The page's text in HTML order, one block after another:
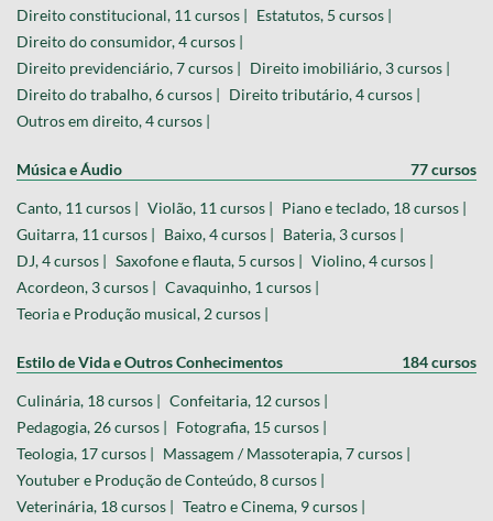
Direito constitucional, 11 cursos | Estatutos, 5 cursos |
Direito do consumidor, 4 cursos |
Direito previdenciário, 7 cursos | Direito imobiliário, 3 cursos |
Direito do trabalho, 6 cursos | Direito tributário, 4 cursos |
Outros em direito, 4 cursos |
Música e Áudio 77 cursos
Canto, 11 cursos | Violão, 11 cursos | Piano e teclado, 18 cursos |
Guitarra, 11 cursos | Baixo, 4 cursos | Bateria, 3 cursos |
DJ, 4 cursos | Saxofone e flauta, 5 cursos | Violino, 4 cursos |
Acordeon, 3 cursos | Cavaquinho, 1 cursos |
Teoria e Produção musical, 2 cursos |
Estilo de Vida e Outros Conhecimentos 184 cursos
Culinária, 18 cursos | Confeitaria, 12 cursos |
Pedagogia, 26 cursos | Fotografia, 15 cursos |
Teologia, 17 cursos | Massagem / Massoterapia, 7 cursos |
Youtuber e Produção de Conteúdo, 8 cursos |
Veterinária, 18 cursos | Teatro e Cinema, 9 cursos |